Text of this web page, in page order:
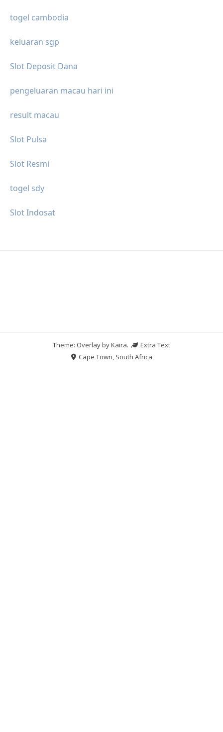
togel cambodia
keluaran sgp
Slot Deposit Dana
pengeluaran macau hari ini
result macau
Slot Pulsa
Slot Resmi
togel sdy
Slot Indosat
Theme: Overlay byKaira.
Extra Text
Cape Town, South Africa